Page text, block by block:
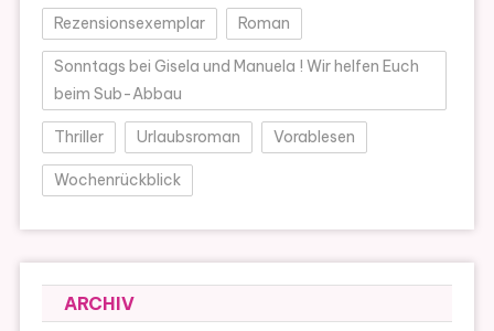
Rezensionsexemplar Roman
Sonntags bei Gisela und Manuela ! Wir helfen Euch
beim Sub-Abbau
Thriller Urlaubsroman Vorablesen
Wochenrückblick
ARCHIV